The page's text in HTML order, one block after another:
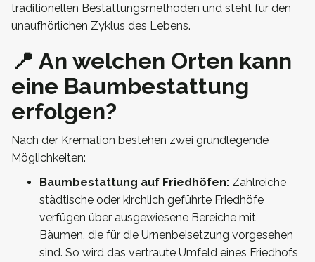
traditionellen Bestattungsmethoden und steht für den
unaufhörlichen Zyklus des Lebens.
📍 An welchen Orten kann
eine Baumbestattung
erfolgen?
Nach der Kremation bestehen zwei grundlegende
Möglichkeiten:
Baumbestattung auf Friedhöfen: Zahlreiche
städtische oder kirchlich geführte Friedhöfe
verfügen über ausgewiesene Bereiche mit
Bäumen, die für die Urnenbeisetzung vorgesehen
sind. So wird das vertraute Umfeld eines Friedhofs